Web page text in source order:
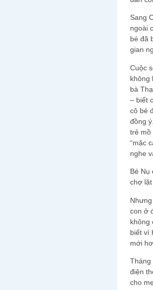
Sang
ngoài
bé đã
gian
Cuộc
không
bà
– biết
cô bé
đồng
trẻ mồ
“mặc
nghe
Bé Nụ
chợ
con ở
không
biết vì
mới
Tháng
điện
cho